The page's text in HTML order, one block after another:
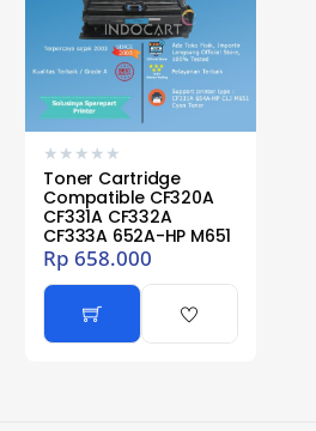
★ ★ ★ ★ ★
Toner Cartridge
Compatible CF320A
CF331A CF332A
CF333A 652A-HP M651
Rp 658.000